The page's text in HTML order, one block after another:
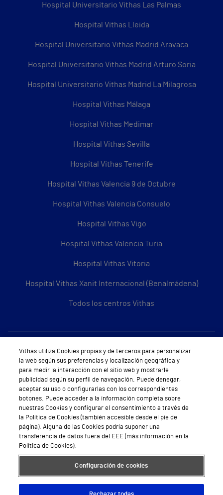
Hospital Universitario Vithas Las Palmas
Hospital Vithas Lleida
Hospital Universitario Vithas Madrid Aravaca
Hospital Universitario Vithas Madrid Arturo Soria
Hospital Universitario Vithas Madrid La Milagrosa
Hospital Vithas Málaga
Hospital Vithas Medimar
Hospital Vithas Sevilla
Hospital Vithas Tenerife
Hospital Vithas Valencia 9 de Octubre
Hospital Vithas Valencia Consuelo
Hospital Vithas Vigo
Hospital Vithas Valencia Turia
Hospital Vithas Vitoria
Hospital Vithas Xanit Internacional (Benalmádena)
Todos los centros Vithas
Sobre Vithas
Quiénes somos
Trabajar en Vithas
Teléfono Cita Médica
Teléfono Atención al Cliente
Política de seguridad y salud en el trabajo
Conoce a Supervita
Vithas utiliza Cookies propias y de terceros para personalizar
la web según sus preferencias y localización geográfica y
para medir la interacción con el sitio web y mostrarle
publicidad según su perfil de navegación. Puede denegar,
aceptar su uso o configurarlas con los correspondientes
botones. Puede acceder a la información completa sobre
nuestras Cookies y configurar el consentimiento a través de
la Política de Cookies (también accesible desde el pie de
página). Alguna de las Cookies podría suponer una
transferencia de datos fuera del EEE (más información en la
Política de Cookies).
Configuración de cookies